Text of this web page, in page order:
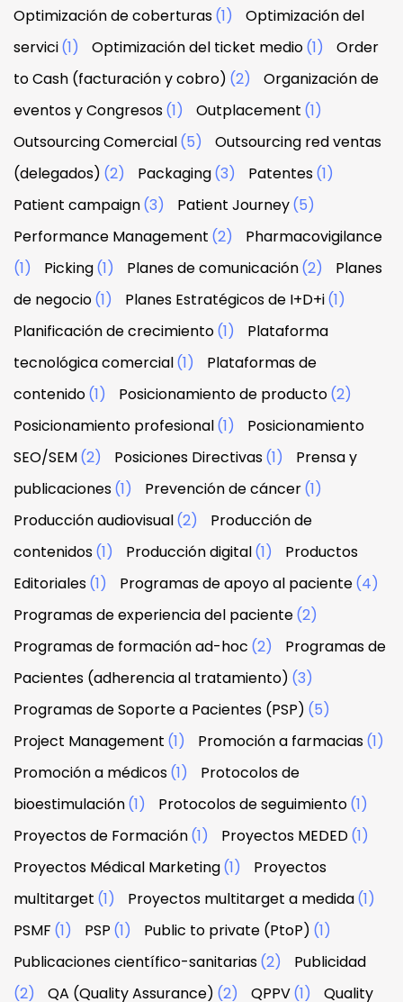
Optimización de coberturas(1)
Optimización del
servici(1) Optimización del ticket medio(1)
Order
to Cash (facturación y cobro) (2)
Organización de
eventos y Congresos(1) Outplacement (1)
Outsourcing Comercial(5)
Outsourcing red ventas
(delegados) (2) Packaging(3) Patentes(1)
Patient campaign(3) Patient Journey(5)
Performance Management (2)
Pharmacovigilance
(1)
Picking(1) Planes de comunicación(2)
Planes
de negocio(1) Planes Estratégicos de I+D+i(1)
Planificación de crecimiento(1)
Plataforma
tecnológica comercial(1)
Plataformas de
contenido(1) Posicionamiento de producto(2)
Posicionamiento profesional(1)
Posicionamiento
SEO/SEM(2) Posiciones Directivas(1)
Prensa y
publicaciones(1) Prevención de cáncer(1)
Producción audiovisual(2)
Producción de
contenidos(1) Producción digital(1)
Productos
Editoriales(1) Programas de apoyo al paciente(4)
Programas de experiencia del paciente(2)
Programas de formación ad-hoc (2)
Programas de
Pacientes (adherencia al tratamiento) (3)
Programas de Soporte a Pacientes (PSP) (5)
Project Management (1) Promoción a farmacias(1)
Promoción a médicos(1)
Protocolos de
bioestimulación(1) Protocolos de seguimiento(1)
Proyectos de Formación(1) Proyectos MEDED(1)
Proyectos Médical Marketing(1)
Proyectos
multitarget (1) Proyectos multitarget a medida(1)
PSMF (1) PSP (1) Public to private (PtoP) (1)
Publicaciones científico-sanitarias(2)
Publicidad
(2)
QA (Quality Assurance) (2) QPPV(1) Quality